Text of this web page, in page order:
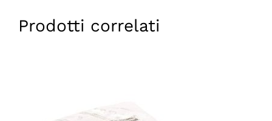
€105,60.
Prodotti correlati